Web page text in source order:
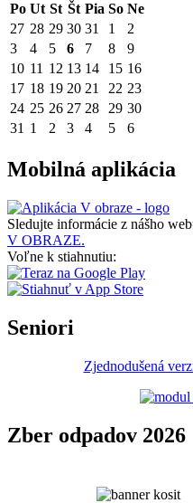
Po Ut St Št Pia So Ne
27 28 29 30 31 1
2
3
4 5 6 7 8
9
10 11 12 13 14 15 16
17 18 19 20 21 22 23
24 25 26 27 28 29 30
31 1 2 3 4 5 6
Mobilná aplikácia
Sledujte informácie z nášho
V OBRAZE.
Voľne k stiahnutiu:
Seniori
Zjednodušená
Zber odpadov 2026